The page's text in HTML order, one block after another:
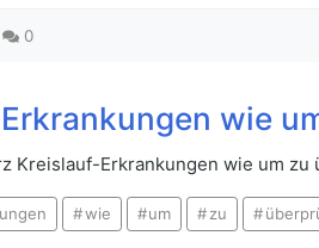
0
wie
Kreislauf-Erkrankungen wie um zu
wie um zu